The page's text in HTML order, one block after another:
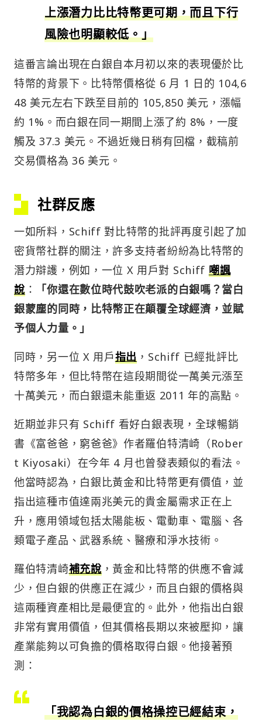
上漲潛力比比特幣更可期，而且下行
風險也明顯較低。」
這番言論出現在白銀自本月初以來的表現優於比
特幣的背景下。比特幣價格從 6 月 1 日的 104,6
48 美元左右下跌至目前的 105,850 美元，漲幅
約 1%。而白銀在同一期間上漲了約 8%，一度
觸及 37.3 美元。不過近幾日稍有回檔，截稿前
交易價格為 36 美元。
社群反應
一如所料，Schiff 對比特幣的批評再度引起了加
密貨幣社群的關注，許多支持者紛紛為比特幣的
潛力辯護，例如，一位 X 用戶對 Schiff 嘲諷
說：
「你還在數位時代鼓吹老派的白銀嗎？當白
銀蒙塵的同時，比特幣正在顛覆全球經濟，並賦
予個人力量。」
同時，另一位 X 用戶指出 ，Schiff 已經批評比
特幣多年，但比特幣在這段期間從一萬美元漲至
十萬美元，而白銀還未能重返 2011 年的高點。
近期並非只有 Schiff 看好白銀表現，全球暢銷
書《富爸爸，窮爸爸》作者羅伯特清崎（Rober
t Kiyosaki）在今年 4 月也曾發表類似的看法。
他當時認為，白銀比黃金和比特幣更有價值，並
指出這種市值達兩兆美元的貴金屬需求正在上
升，應用領域包括太陽能板、電動車、電腦、各
類電子產品、武器系統、醫療和淨水技術。
羅伯特清崎補充說，黃金和比特幣的供應不會減
少，但白銀的供應正在減少，而且白銀的價格與
這兩種資產相比是最便宜的。此外，他指出白銀
非常有實用價值，但其價格長期以來被壓抑，讓
產業能夠以可負擔的價格取得白銀。他接著預
測：
「我認為白銀的價格操控已經結束，